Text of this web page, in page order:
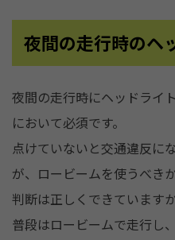
夜間の走行時のヘ
夜間の走行時にヘッドライ
において必須です。
点けていないと交通違反に
が、ロービームを使うべき
判断は正しくできています
普段はロービームで走行し